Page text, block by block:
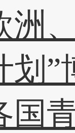
洲
划
国